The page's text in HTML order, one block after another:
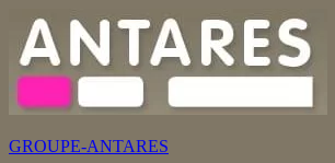
Aller
contenu
GROUPE-ANTARES